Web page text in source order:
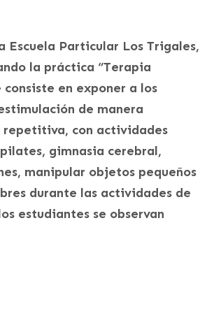
Escuela Particular Los Trigales,
la práctica “Terapia
consiste en exponer a los
de manera
repetitiva, con actividades
gimnasia cerebral,
manipular objetos pequeños
durante las actividades de
estudiantes se observan